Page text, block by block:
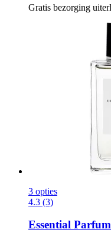
Gratis bezorging
3 opties
4.3 (3)
Essential